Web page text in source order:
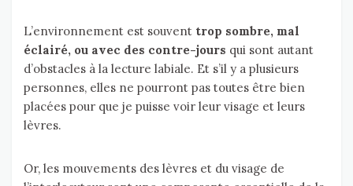
L’environnement est souvent trop sombre, mal
éclairé, ou avec des contre-jours qui sont autant
d’obstacles à la lecture labiale. Et s’il y a plusieurs
personnes, elles ne pourront pas toutes être bien
placées pour que je puisse voir leur visage et leurs
lèvres.
Or, les mouvements des lèvres et du visage de